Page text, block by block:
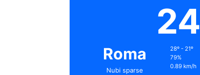
Roma
Nubi sparse
24
28º - 21º
79%
0.89 km/h